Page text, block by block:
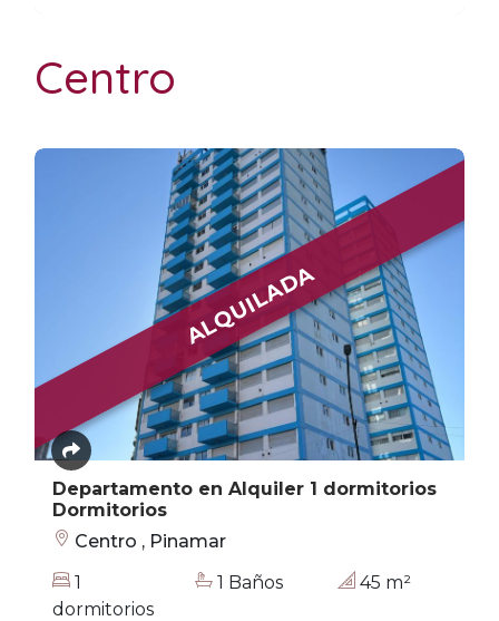
Centro
ALQUILADA
Departamento en Alquiler 1 dormitorios
Dormitorios
Centro , Pinamar
1
dormitorios
1 Baños 45 m²